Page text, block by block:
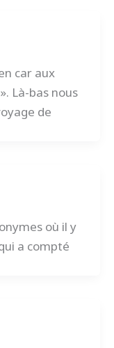
car aux
Là-bas nous
de
où il y
a compté